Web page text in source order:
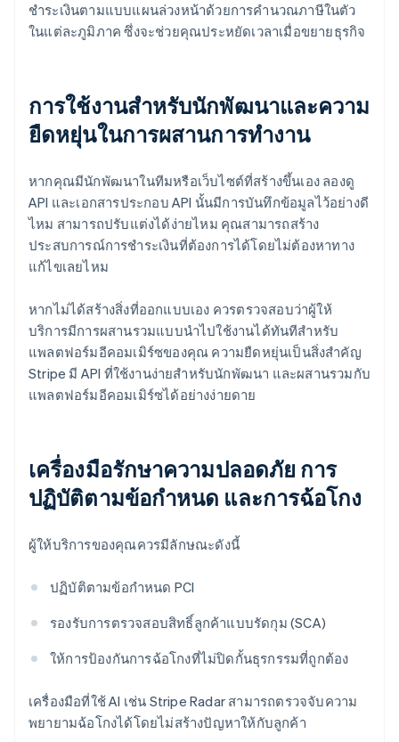
ชำระเงินตามแบบแผนล่วงหน้าด้วยการคำนวณภาษีในตัว
ในแต่ละภูมิภาค ซึ่งจะช่วยคุณประหยัดเวลาเมื่อขยายธุรกิจ
การใช้งานสำหรับนักพัฒนาและความ
ยืดหยุ่นในการผสานการทำงาน
หากคุณมีนักพัฒนาในทีมหรือเว็บไซต์ที่สร้างขึ้นเอง ลองดู
API และเอกสารประกอบ API นั้นมีการบันทึกข้อมูลไว้อย่างดี
ไหม สามารถปรับแต่งได้ง่ายไหม คุณสามารถสร้าง
ประสบการณ์การชำระเงินที่ต้องการได้โดยไม่ต้องหาทาง
แก้ไขเลยไหม
หากไม่ได้สร้างสิ่งที่ออกแบบเอง ควรตรวจสอบว่าผู้ให้
บริการมีการผสานรวมแบบนำไปใช้งานได้ทันทีสำหรับ
แพลตฟอร์มอีคอมเมิร์ซของคุณ ความยืดหยุ่นเป็นสิ่งสำคัญ
Stripe มี API ที่ใช้งานง่ายสำหรับนักพัฒนา และผสานรวมกับ
แพลตฟอร์มอีคอมเมิร์ซได้อย่างง่ายดาย
เครื่องมือรักษาความปลอดภัย การ
ปฏิบัติตามข้อกำหนด และการฉ้อโกง
ผู้ให้บริการของคุณควรมีลักษณะดังนี้
ปฏิบัติตามข้อกำหนด PCI
รองรับการตรวจสอบสิทธิ์ลูกค้าแบบรัดกุม (SCA)
ให้การป้องกันการฉ้อโกงที่ไม่ปิดกั้นธุรกรรมที่ถูกต้อง
เครื่องมือที่ใช้ AI เช่น Stripe Radar สามารถตรวจจับความ
พยายามฉ้อโกงได้โดยไม่สร้างปัญหาให้กับลูกค้า